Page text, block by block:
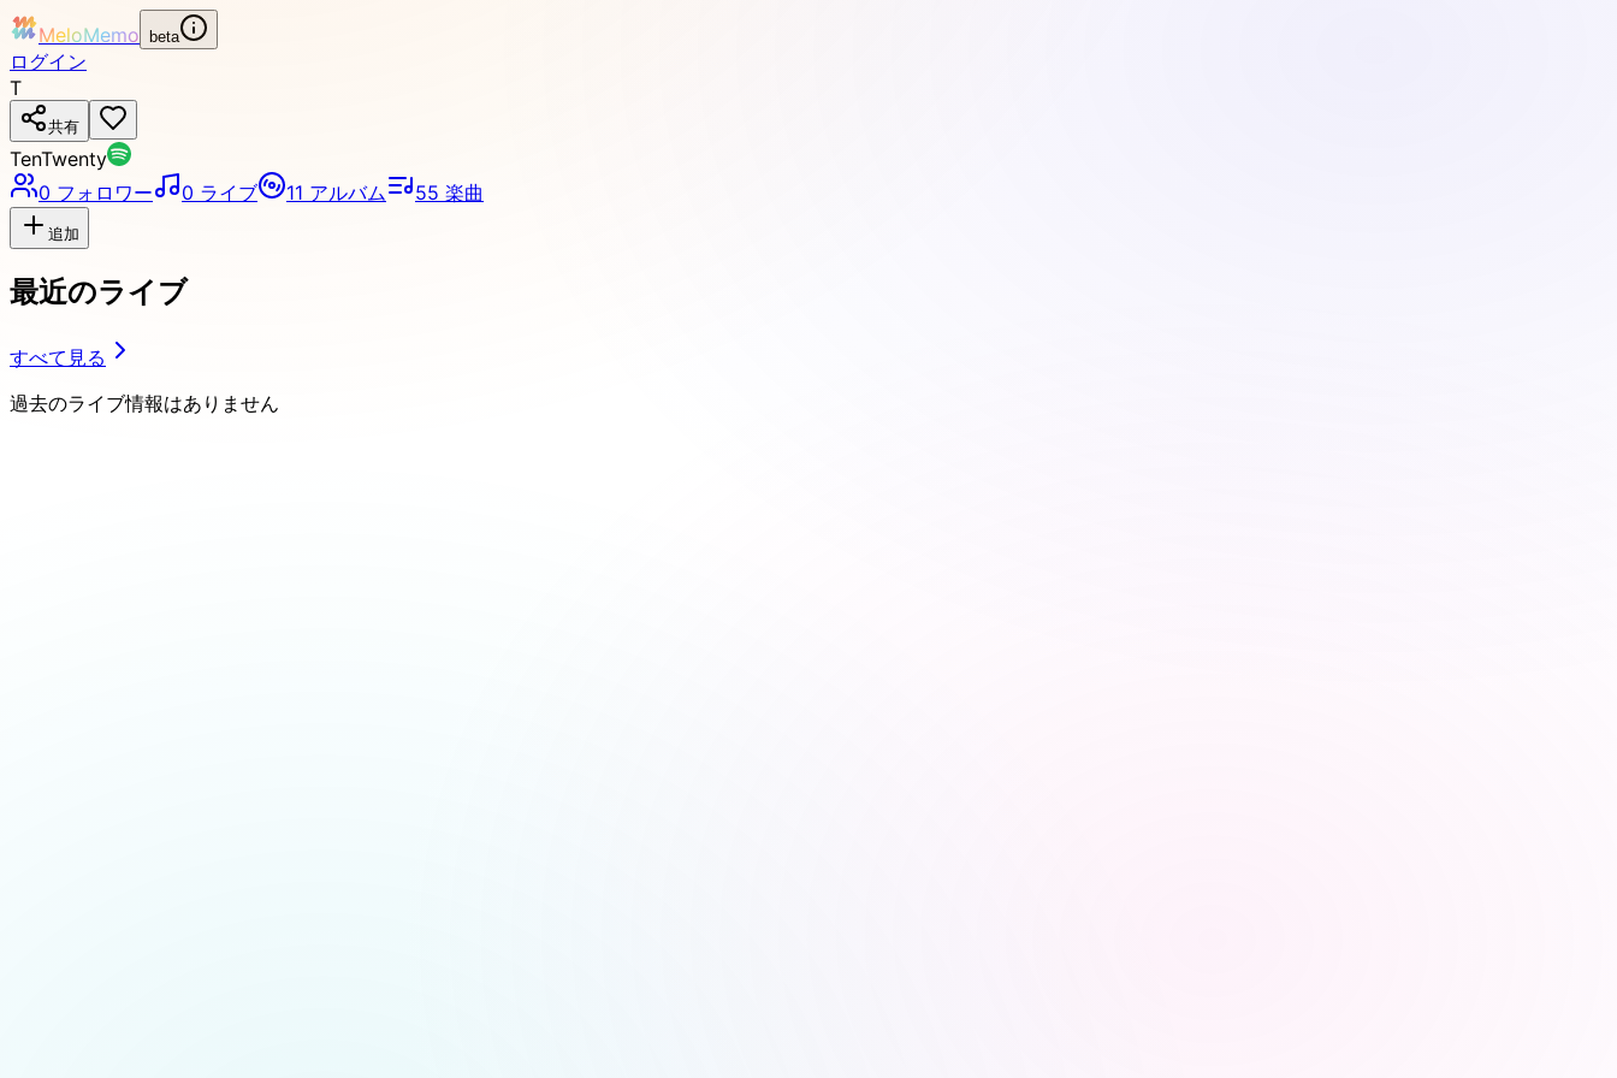
MeloMemo beta
ログイン
T
共有
TenTwenty
0 フォロワー 0 ライブ 11 アルバム 55 楽曲
追加
最近のライブ
すべて見る
過去のライブ情報はありません